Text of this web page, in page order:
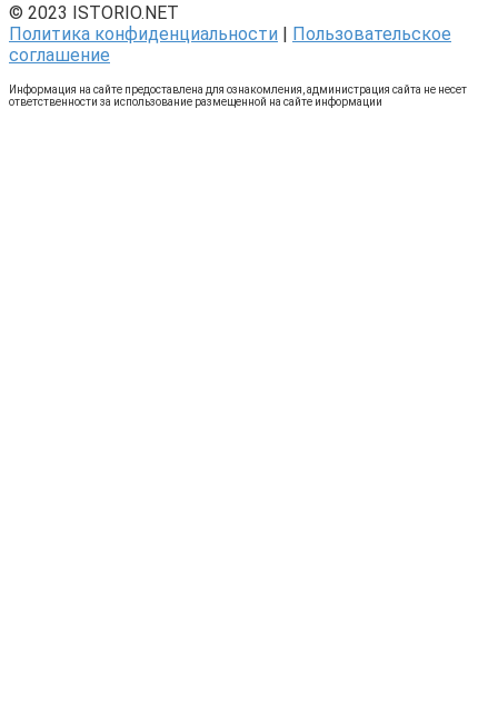
© 2023 ISTORIO.NET
Политика конфиденциальности | Пользовательское
соглашение
Информация на сайте предоставлена для ознакомления, администрация сайта не несет
ответственности за использование размещенной на сайте информации